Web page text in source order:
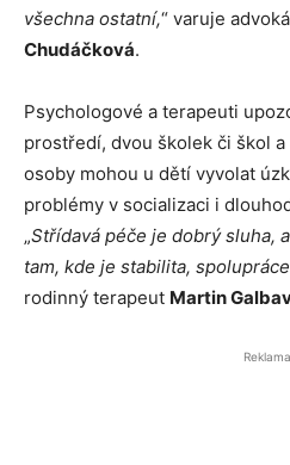
všechna ostatní,“ varuje
Chudáčková.
Psychologové a terapeuti
prostředí, dvou školek či škol
osoby mohou u dětí vyvolat
problémy v socializaci i
„Střídavá péče je dobrý sluha,
tam, kde je stabilita,
rodinný terapeut Martin
Reklama